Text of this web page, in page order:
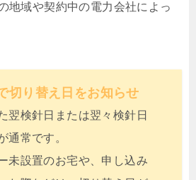
地域や契約中の電力会社によっ
切り替え日をお知らせ
翌検針日または翌々検針日
通常です。
未設置のお宅や、申し込み